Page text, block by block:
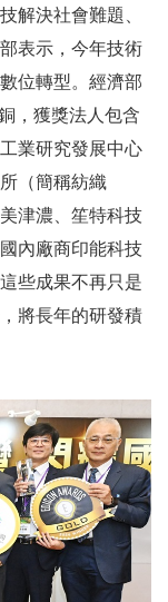
解決社會難題、
表示，今年技術
位轉型。經濟部
，獲獎法人包含
業研究發展中心
（簡稱紡織
津濃、笙特科技
內廠商印能科技
些成果不再只是
將長年的研發積